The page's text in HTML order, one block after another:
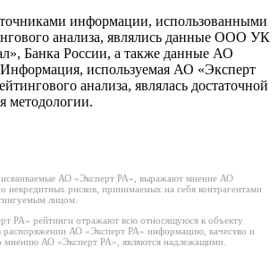
информации, использованными
анализа, являлись данные ООО УК
Банка России, а также данные АО
используемая АО «Эксперт
анализа, являлась достаточной
методологии.
АО «Эксперт РА», выражают мнение АО
некредитных рисков, принимаемых на себя контрагентами
лицом.
РА» рейтинги отражают всю относящуюся к объекту
распоряжении АО «Эксперт РА» информацию, качество и
мнению АО «Эксперт РА», являются надлежащими.